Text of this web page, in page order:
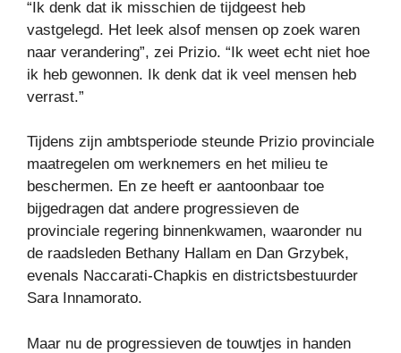
“Ik denk dat ik misschien de tijdgeest heb
vastgelegd. Het leek alsof mensen op zoek waren
naar verandering”, zei Prizio. “Ik weet echt niet hoe
ik heb gewonnen. Ik denk dat ik veel mensen heb
verrast.”
Tijdens zijn ambtsperiode steunde Prizio provinciale
maatregelen om werknemers en het milieu te
beschermen. En ze heeft er aantoonbaar toe
bijgedragen dat andere progressieven de
provinciale regering binnenkwamen, waaronder nu
de raadsleden Bethany Hallam en Dan Grzybek,
evenals Naccarati-Chapkis en districtsbestuurder
Sara Innamorato.
Maar nu de progressieven de touwtjes in handen